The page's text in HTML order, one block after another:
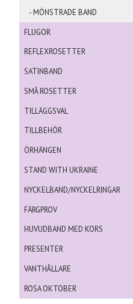
- MÖNSTRADE BAND
FLUGOR
REFLEXROSETTER
SATINBAND
SMÅ ROSETTER
TILLÄGGSVAL
TILLBEHÖR
ÖRHÄNGEN
STAND WITH UKRAINE
NYCKELBAND/NYCKELRINGAR
FÄRGPROV
HUVUDBAND MED KORS
PRESENTER
VANTHÅLLARE
ROSA OKTOBER